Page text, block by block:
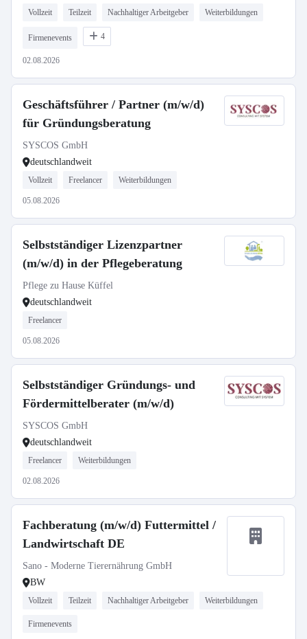
Vollzeit Teilzeit Nachhaltiger Arbeitgeber Weiterbildungen
Firmenevents 4
02.08.2026
Geschäftsführer / Partner (m/w/d)
für Gründungsberatung
SYSCOS GmbH
deutschlandweit
Vollzeit Freelancer Weiterbildungen
05.08.2026
Selbstständiger Lizenzpartner
(m/w/d) in der Pflegeberatung
Pflege zu Hause Küffel
deutschlandweit
Freelancer
05.08.2026
Selbstständiger Gründungs- und
Fördermittelberater (m/w/d)
SYSCOS GmbH
deutschlandweit
Freelancer Weiterbildungen
02.08.2026
Fachberatung (m/w/d) Futtermittel /
Landwirtschaft DE
Sano - Moderne Tierernährung GmbH
BW
Vollzeit Teilzeit Nachhaltiger Arbeitgeber Weiterbildungen
Firmenevents